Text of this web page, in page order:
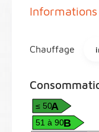
Chauffage
A
≤ 50
B
51 à 90